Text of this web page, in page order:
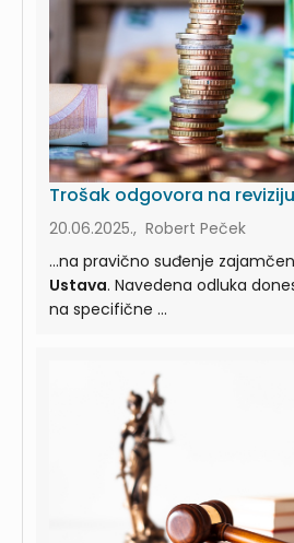
Trošak odgovora na reviziju
20.06.2025., Robert Peček
...na pravično suđenje
Ustava. Navedena odluka
na specifične ...